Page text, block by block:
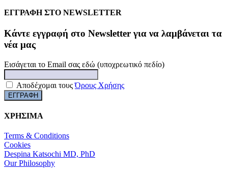
ΕΓΓΡΑΦΗ ΣΤΟ NEWSLETTER
Kάντε εγγραφή στο Newsletter για να λαμβάνεται τα
νέα μας
Εισάγεται το Email σας εδώ (υποχρεωτικό πεδίο)
Αποδέχομαι τουςΌρους Χρήσης
ΧΡΗΣΙΜΑ
Terms & Conditions
Cookies
Despina Katsochi MD, PhD
Our Philosophy